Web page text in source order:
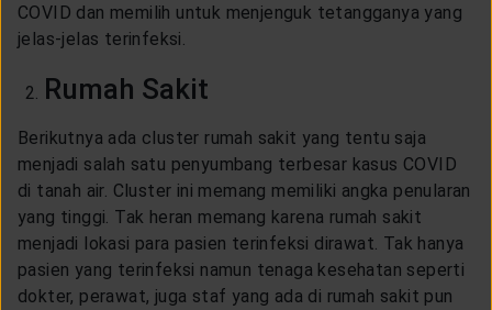
COVID dan memilih untuk menjenguk tetangganya yang
jelas-jelas terinfeksi.
Rumah Sakit
Berikutnya ada cluster rumah sakit yang tentu saja
menjadi salah satu penyumbang terbesar kasus COVID
di tanah air. Cluster ini memang memiliki angka penularan
yang tinggi. Tak heran memang karena rumah sakit
menjadi lokasi para pasien terinfeksi dirawat. Tak hanya
pasien yang terinfeksi namun tenaga kesehatan seperti
dokter, perawat, juga staf yang ada di rumah sakit pun